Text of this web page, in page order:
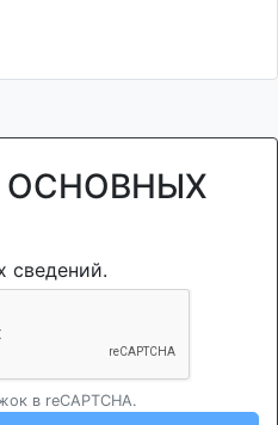
ОСНОВНЫХ
сведений.
в reCAPTCHA.